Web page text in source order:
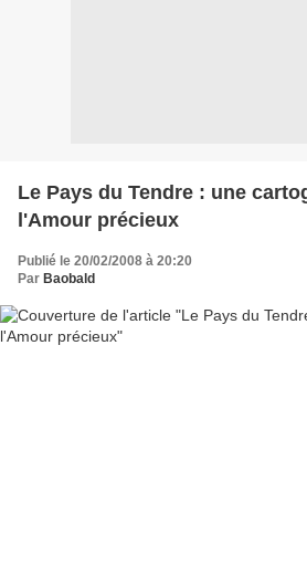
Le Pays du Tendre : une
l'Amour précieux
Publié le 20/02/2008 à 20:20
Par Baobald